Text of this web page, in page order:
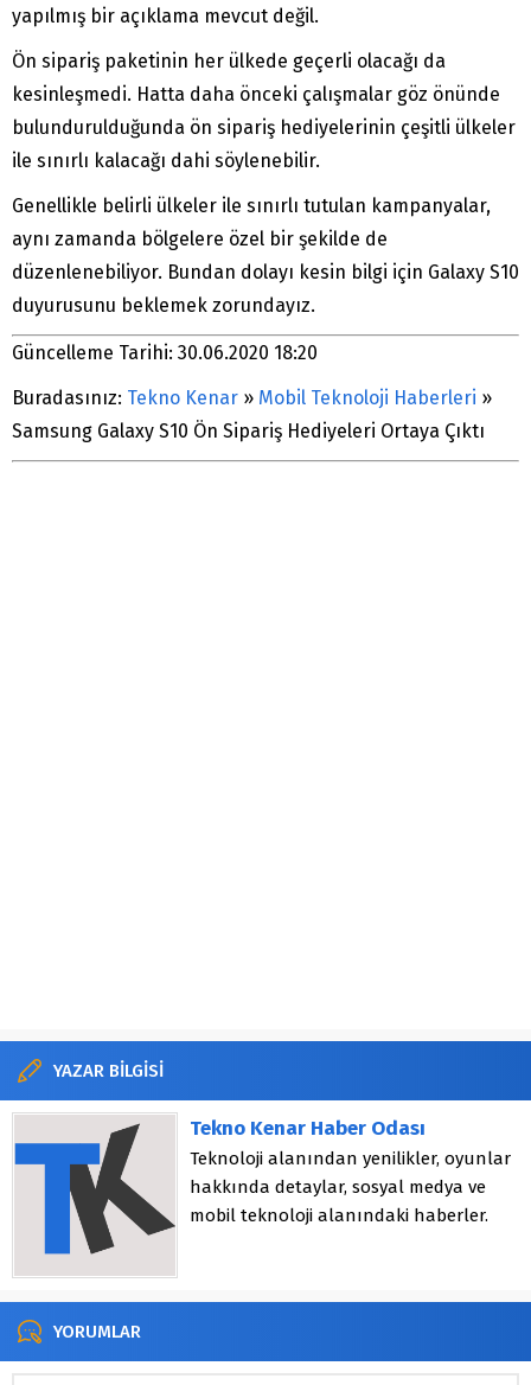
yapılmış bir açıklama mevcut değil.
Ön sipariş paketinin her ülkede geçerli olacağı da
kesinleşmedi. Hatta daha önceki çalışmalar göz önünde
bulundurulduğunda ön sipariş hediyelerinin çeşitli ülkeler
ile sınırlı kalacağı dahi söylenebilir.
Genellikle belirli ülkeler ile sınırlı tutulan kampanyalar,
aynı zamanda bölgelere özel bir şekilde de
düzenlenebiliyor. Bundan dolayı kesin bilgi için Galaxy S10
duyurusunu beklemek zorundayız.
Güncelleme Tarihi: 30.06.2020 18:20
Buradasınız: Tekno Kenar » Mobil Teknoloji Haberleri »
Samsung Galaxy S10 Ön Sipariş Hediyeleri Ortaya Çıktı
YAZAR BİLGİSİ
Tekno Kenar Haber Odası
Teknoloji alanından yenilikler, oyunlar
hakkında detaylar, sosyal medya ve
mobil teknoloji alanındaki haberler.
YORUMLAR